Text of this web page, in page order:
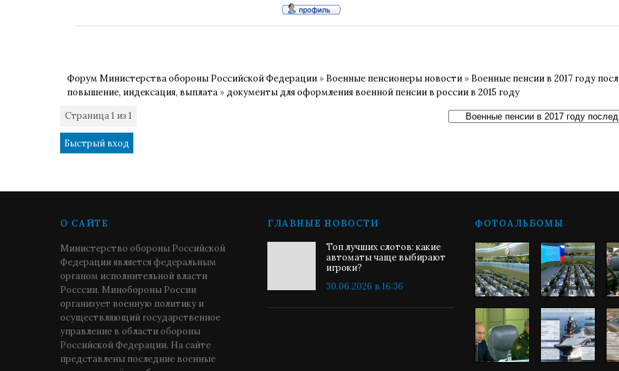
Форум Министерства обороны Российской Федерации » Военные пенсионеры новости » Военные пенсии в 2017 году
повышение, индексация, выплата »документы для оформления военной пенсии в россии в 2015 году
Страница1 из 1
О САЙТЕ
Министерство обороны Российской
Федерации является федеральным
органом исполнительной власти
Росссии. Минобороны России
организует военную политику и
осуществляющий государственное
управление в области обороны
Российской Федерации. На сайте
представлены последние военные
ГЛАВНЫЕ НОВОСТИ
Топ лучших слотов: какие
автоматы чаще выбирают
игроки?
30.06.2026 в 16:36
ФОТОАЛЬБОМЫ